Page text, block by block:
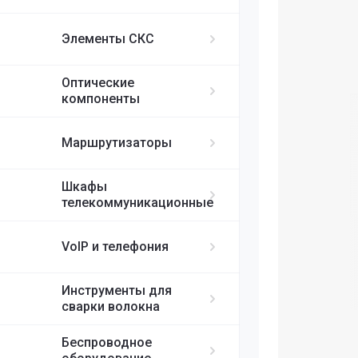
ИБП APC
MikroTik
Элементы СКС
Оптические
компоненты
Маршрутизаторы
FortiGate
Шкафы
телекоммуникационные
VoIP и телефония
IP-телефоны
Инструменты для
сварки волокна
Беспроводное